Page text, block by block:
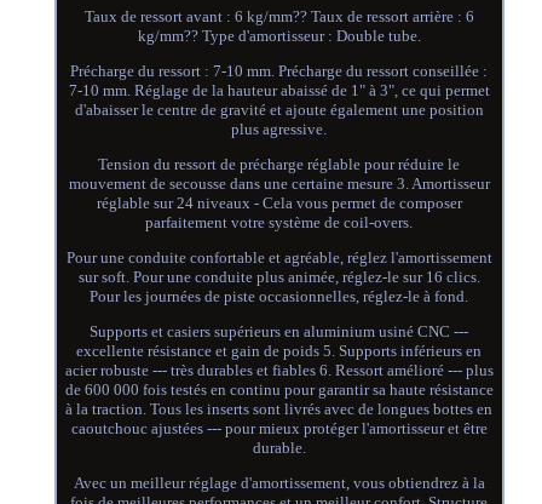
Taux de ressort avant : 6 kg/mm?? Taux de ressort arrière : 6
kg/mm?? Type d'amortisseur : Double tube.
Précharge du ressort : 7-10 mm. Précharge du ressort conseillée :
7-10 mm. Réglage de la hauteur abaissé de 1" à 3", ce qui permet
d'abaisser le centre de gravité et ajoute également une position
plus agressive.
Tension du ressort de précharge réglable pour réduire le
mouvement de secousse dans une certaine mesure 3. Amortisseur
réglable sur 24 niveaux - Cela vous permet de composer
parfaitement votre système de coil-overs.
Pour une conduite confortable et agréable, réglez l'amortissement
sur soft. Pour une conduite plus animée, réglez-le sur 16 clics.
Pour les journées de piste occasionnelles, réglez-le à fond.
Supports et casiers supérieurs en aluminium usiné CNC ---
excellente résistance et gain de poids 5. Supports inférieurs en
acier robuste --- très durables et fiables 6. Ressort amélioré --- plus
de 600 000 fois testés en continu pour garantir sa haute résistance
à la traction. Tous les inserts sont livrés avec de longues bottes en
caoutchouc ajustées --- pour mieux protéger l'amortisseur et être
durable.
Avec un meilleur réglage d'amortissement, vous obtiendrez à la